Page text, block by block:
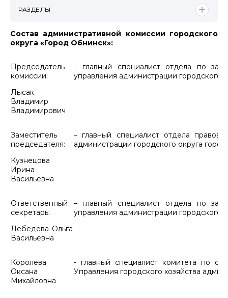
Состав административной комиссии городского
округа «Город Обнинск»:
Председатель
комиссии:
Лысак
Владимир
Владимирович
– главный специалист отдела по
управления администрации городского
Заместитель
председателя:
Кузнецова
Ирина
Васильевна
– главный специалист отдела
администрации городского округа
Ответственный
секретарь:
Лебедева Ольга
Васильевна
– главный специалист отдела по
управления администрации городского
Королева
Оксана
Михайловна
- главный специалист комитета по
Управления городского хозяйства
РАЗДЕЛЫ